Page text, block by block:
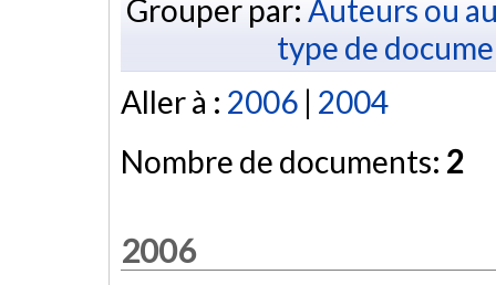
Grouper par: Auteurs ou
type de
Aller à : 2006 | 2004
Nombre de documents: 2
2006